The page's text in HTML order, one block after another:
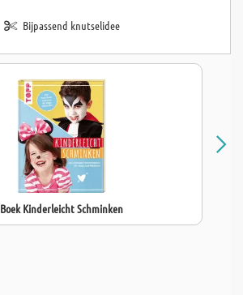
Bijpassend knutselidee
Boek Kinderleicht Schminken